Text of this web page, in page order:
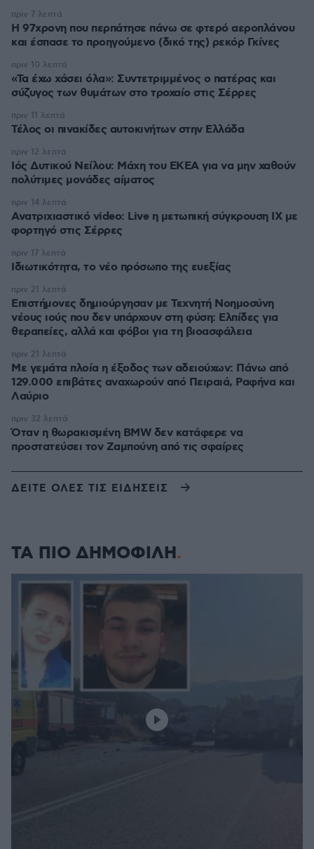
Η 97χρονη που περπάτησε πάνω σε φτερό αεροπλάνου
και έσπασε το προηγούμενο (δικό της) ρεκόρ Γκίνες
πριν 7 λεπτά
«Τα έχω χάσει όλα»: Συντετριμμένος ο πατέρας και
σύζυγος των θυμάτων στο τροχαίο στις Σέρρες
πριν 10 λεπτά
Τέλος οι πινακίδες αυτοκινήτων στην Ελλάδα
πριν 11 λεπτά
Ιός Δυτικού Νείλου: Μάχη του ΕΚΕΑ για να μην χαθούν
πολύτιμες μονάδες αίματος
πριν 12 λεπτά
Ανατριχιαστικό video: Live η μετωπική σύγκρουση ΙΧ με
φορτηγό στις Σέρρες
πριν 14 λεπτά
Ιδιωτικότητα, το νέο πρόσωπο της ευεξίας
πριν 17 λεπτά
Επιστήμονες δημιούργησαν με Τεχνητή Νοημοσύνη
νέους ιούς που δεν υπάρχουν στη φύση: Ελπίδες για
θεραπείες, αλλά και φόβοι για τη βιοασφάλεια
πριν 21 λεπτά
Με γεμάτα πλοία η έξοδος των αδειούχων: Πάνω από
129.000 επιβάτες αναχωρούν από Πειραιά, Ραφήνα και
Λαύριο
πριν 21 λεπτά
Όταν η θωρακισμένη BMW δεν κατάφερε να
προστατεύσει τον Ζαμπούνη από τις σφαίρες
πριν 32 λεπτά
ΔΕΙΤΕ ΟΛΕΣ ΤΙΣ ΕΙΔΗΣΕΙΣ
ΤΑ ΠΙΟ ΔΗΜΟΦΙΛΗ